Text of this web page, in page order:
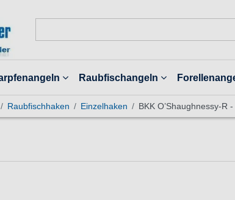
Raubfischangeln
Raubfischhaken Einzelhaken BKK O’Shaughnessy-R